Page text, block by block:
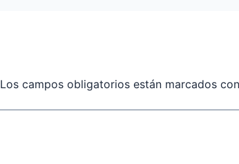
Los campos obligatorios están marcados con